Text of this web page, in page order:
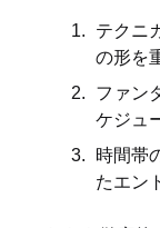
テクニ
の形を
ファン
ケジュ
時間帯
たエン